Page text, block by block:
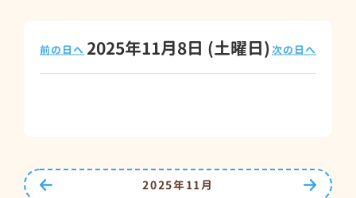
2025年11月8日 (土曜日)
前の日へ 次の日へ
次の月
2025年11月